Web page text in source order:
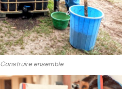
Construire ensemble